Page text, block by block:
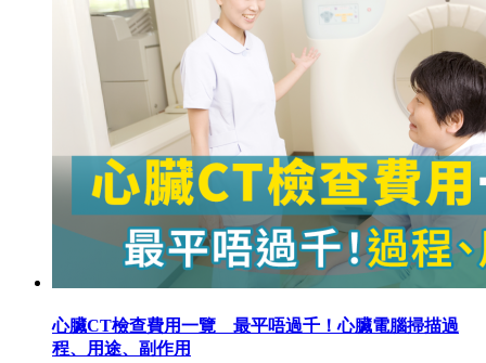
心臟CT檢查費用一覽 最平唔過千！心臟電腦掃描過
程、用途、副作用